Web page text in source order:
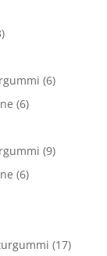
(6)
(6)
(9)
(6)
(17)